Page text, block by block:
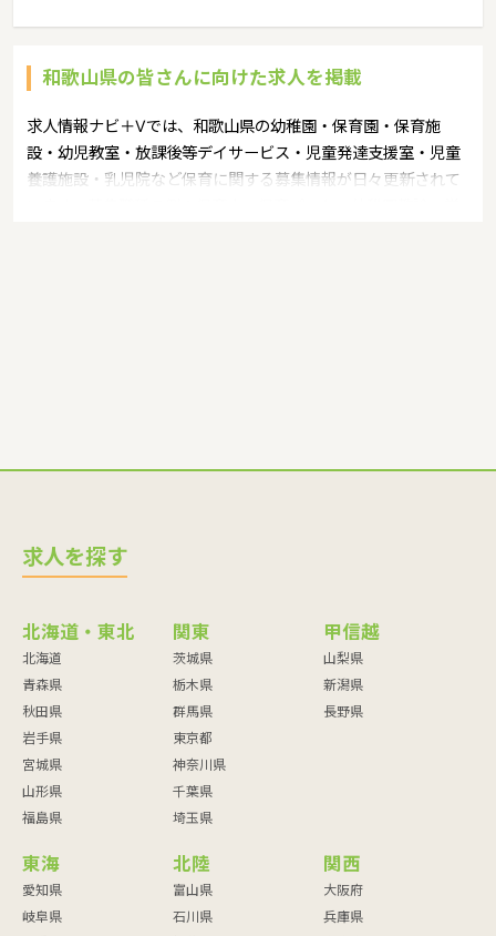
和歌山県の皆さんに向けた求人を掲載
求人情報ナビ＋Vでは、和歌山県の幼稚園・保育園・保育施
設・幼児教室・放課後等デイサービス・児童発達支援室・児童
養護施設・乳児院など保育に関する募集情報が日々更新されて
求人を探す
北海道・東北
北海道
青森県
秋田県
岩手県
宮城県
山形県
福島県
関東
茨城県
栃木県
群馬県
東京都
神奈川県
千葉県
埼玉県
甲信越
山梨県
新潟県
長野県
東海
愛知県
岐阜県
北陸
富山県
石川県
関西
大阪府
兵庫県